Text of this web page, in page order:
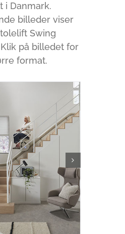
i Danmark.
billeder viser
Swing
på billedet for
format.